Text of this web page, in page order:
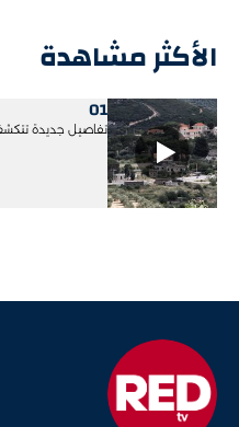
الأكثر مشاهدة
01
تفاصيل جديدة